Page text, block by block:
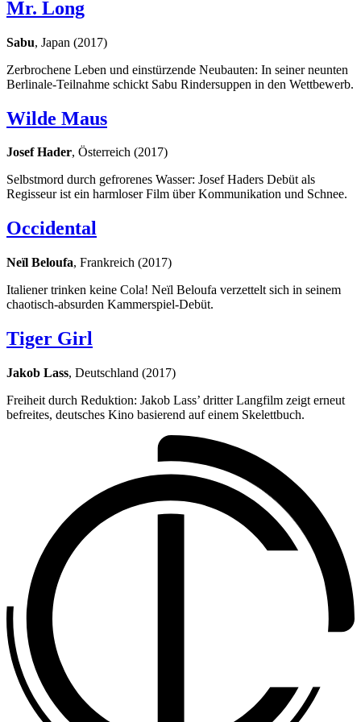
Mr. Long
Sabu, Japan (2017)
Zerbrochene Leben und einstürzende Neubauten: In seiner neunten
Berlinale-Teilnahme schickt Sabu Rindersuppen in den Wettbewerb.
Wilde Maus
Josef Hader, Österreich (2017)
Selbstmord durch gefrorenes Wasser: Josef Haders Debüt als
Regisseur ist ein harmloser Film über Kommunikation und Schnee.
Occidental
Neïl Beloufa, Frankreich (2017)
Italiener trinken keine Cola! Neïl Beloufa verzettelt sich in seinem
chaotisch-absurden Kammerspiel-Debüt.
Tiger Girl
Jakob Lass, Deutschland (2017)
Freiheit durch Reduktion: Jakob Lass’ dritter Langfilm zeigt erneut
befreites, deutsches Kino basierend auf einem Skelettbuch.